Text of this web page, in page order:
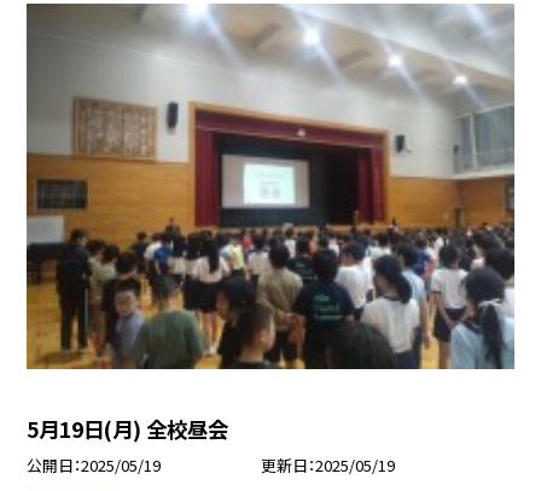
5月19日(月) 全校昼会
公開日 2025/05/19 更新日 2025/05/19